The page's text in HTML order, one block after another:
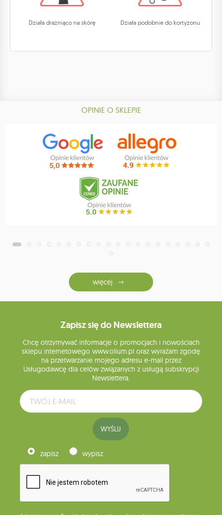
Działa drażniąco na skórę Działa podobnie do kortyzonu
OPINIE O SKLEPIE
więcej
Zapisz się do Newslettera
Chcę otrzymywać informacje o promocjach i nowościach
sklepu internetowego www.olium.pl oraz wyrażam zgodę
na przetwarzanie mojego adresu e-mail przez
Usługodawcę dla celów związanych z usługą subskrypcji
Newslettera.
WYŚLIJ
zapisz wypisz